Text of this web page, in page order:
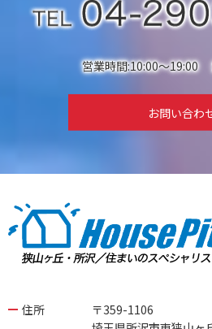
2026/03/16
営業時間:10:00～19:00
お問い合わ
住所
〒359-1106